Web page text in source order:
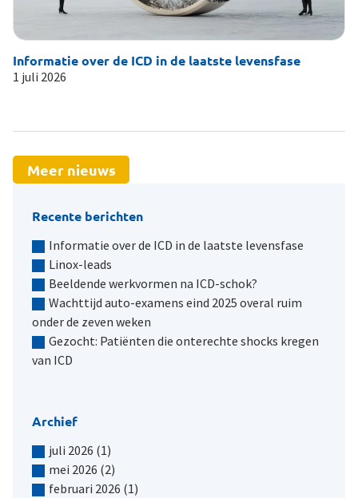
Recente berichten
Informatie over de ICD in de laatste levensfase
Linox-leads
Beeldende werkvormen na ICD-schok?
Wachttijd auto-examens eind 2025 overal ruim
onder de zeven weken
Gezocht: Patiënten die onterechte shocks kregen
van ICD
Archief
juli 2026 (1)
mei 2026 (2)
februari 2026 (1)
Informatie over de ICD in de laatste levensfase
1 juli 2026
Meer nieuws